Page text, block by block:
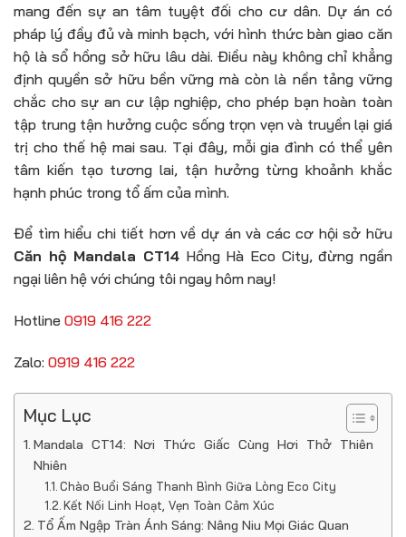
mang đến sự an tâm tuyệt đối cho cư dân. Dự án có
pháp lý đầy đủ và minh bạch, với hình thức bàn giao căn
hộ là sổ hồng sở hữu lâu dài. Điều này không chỉ khẳng
định quyền sở hữu bền vững mà còn là nền tảng vững
chắc cho sự an cư lập nghiệp, cho phép bạn hoàn toàn
tập trung tận hưởng cuộc sống trọn vẹn và truyền lại giá
trị cho thế hệ mai sau. Tại đây, mỗi gia đình có thể yên
tâm kiến tạo tương lai, tận hưởng từng khoảnh khắc
hạnh phúc trong tổ ấm của mình.
Để tìm hiểu chi tiết hơn về dự án và các cơ hội sở hữu
Căn hộ Mandala CT14 Hồng Hà Eco City, đừng ngần
ngại liên hệ với chúng tôi ngay hôm nay!
Hotline 0919 416 222
Zalo: 0919 416 222
Mục Lục
Mandala CT14: Nơi Thức Giấc Cùng Hơi Thở Thiên
Nhiên
Chào Buổi Sáng Thanh Bình Giữa Lòng Eco City
Kết Nối Linh Hoạt, Vẹn Toàn Cảm Xúc
Tổ Ấm Ngập Tràn Ánh Sáng: Nâng Niu Mọi Giác Quan